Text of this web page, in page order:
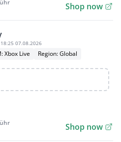
Shop now
18:25 07.08.2026
Xbox Live Region: Global
Shop now